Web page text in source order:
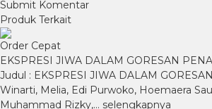
Produk Terkait
Order Cepat
EKSPRESI JIWA DALAM GORESAN
Judul : EKSPRESI JIWA DALAM
Winarti, Melia, Edi Purwoko, Hoemaera
Muhammad Rizky,… selengkapnya